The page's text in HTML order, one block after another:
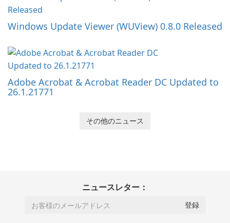
Windows Update Viewer (WUView) 0.8.0 Released
Adobe Acrobat & Acrobat Reader DC Updated to
26.1.21771
その他のニュース
ニュースレター：